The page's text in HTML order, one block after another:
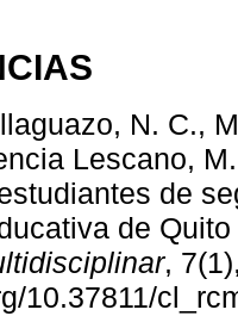
N. C.,
Lescano,
de
de
,
10.37811/